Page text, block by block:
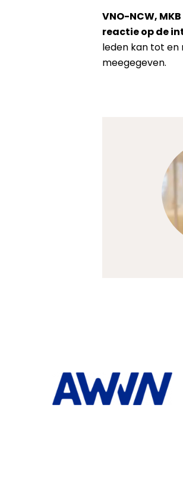
VNO-NCW,
reactie op de
leden kan tot en
meegegeven.